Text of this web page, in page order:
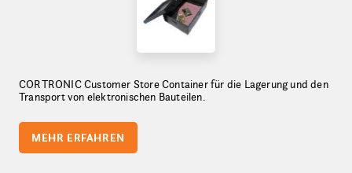
CORTRONIC Customer Store Container für die Lagerung und den
Transport von elektronischen Bauteilen.
MEHR ERFAHREN